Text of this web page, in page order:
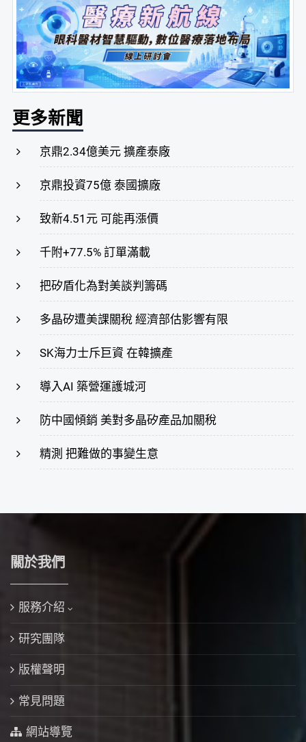
更多新聞
京鼎2.34億美元 擴產泰廠
京鼎投資75億 泰國擴廠
致新4.51元 可能再漲價
千附+77.5% 訂單滿載
把矽盾化為對美談判籌碼
多晶矽遭美課關稅 經濟部估影響有限
SK海力士斥巨資 在韓擴產
導入AI 築營運護城河
防中國傾銷 美對多晶矽產品加關稅
精測 把難做的事變生意
關於我們
服務介紹
研究團隊
版權聲明
常見問題
網站導覽